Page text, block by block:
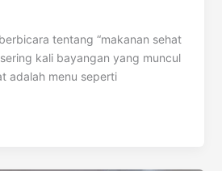
tentang “makanan sehat
kali bayangan yang muncul
adalah menu seperti